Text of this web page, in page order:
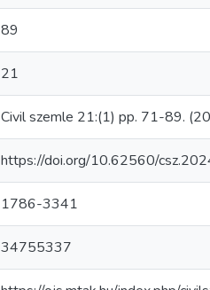
89
21
Civil szemle 21:(1) pp. 71-89.
https://doi.org/10.62560/
1786-3341
34755337